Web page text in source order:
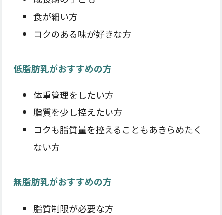
食が細い方
コクのある味が好きな方
低脂肪乳がおすすめの方
体重管理をしたい方
脂質を少し控えたい方
コクも脂質量を控えることもあきらめたく
ない方
無脂肪乳がおすすめの方
脂質制限が必要な方